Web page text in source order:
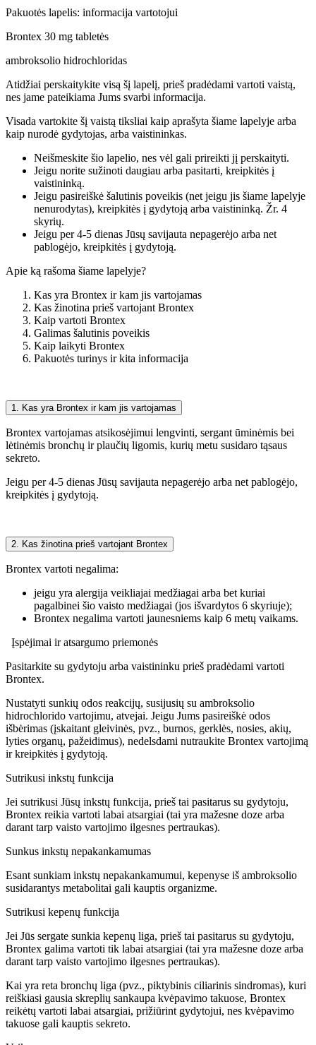
Pakuotės lapelis: informacija vartotojui
Brontex 30 mg tabletės
ambroksolio hidrochloridas
Atidžiai perskaitykite visą šį lapelį, prieš pradėdami vartoti vaistą,
nes jame pateikiama Jums svarbi informacija.
Visada vartokite šį vaistą tiksliai kaip aprašyta šiame lapelyje arba
kaip nurodė gydytojas, arba vaistininkas.
Neišmeskite šio lapelio, nes vėl gali prireikti jį perskaityti.
Jeigu norite sužinoti daugiau arba pasitarti, kreipkitės į
vaistininką.
Jeigu pasireiškė šalutinis poveikis (net jeigu jis šiame lapelyje
nenurodytas), kreipkitės į gydytoją arba vaistininką. Žr. 4
skyrių.
Jeigu per 4-5 dienas Jūsų savijauta nepagerėjo arba net
pablogėjo, kreipkitės į gydytoją.
Apie ką rašoma šiame lapelyje?
Kas yra Brontex ir kam jis vartojamas
Kas žinotina prieš vartojant Brontex
Kaip vartoti Brontex
Galimas šalutinis poveikis
Kaip laikyti Brontex
Pakuotės turinys ir kita informacija
1. Kas yra Brontex ir kam jis vartojamas
Brontex vartojamas atsikosėjimui lengvinti, sergant ūminėmis bei
lėtinėmis bronchų ir plaučių ligomis, kurių metu susidaro tąsaus
sekreto.
Jeigu per 4-5 dienas Jūsų savijauta nepagerėjo arba net pablogėjo,
kreipkitės į gydytoją.
2. Kas žinotina prieš vartojant Brontex
Brontex vartoti negalima:
jeigu yra alergija veikliajai medžiagai arba bet kuriai
pagalbinei šio vaisto medžiagai (jos išvardytos 6 skyriuje);
Brontex negalima vartoti jaunesniems kaip 6 metų vaikams.
Įspėjimai ir atsargumo priemonės
Pasitarkite su gydytoju arba vaistininku prieš pradėdami vartoti
Brontex.
Nustatyti sunkių odos reakcijų, susijusių su ambroksolio
hidrochlorido vartojimu, atvejai. Jeigu Jums pasireiškė odos
išbėrimas (įskaitant gleivinės, pvz., burnos, gerklės, nosies, akių,
lyties organų, pažeidimus), nedelsdami nutraukite Brontex vartojimą
ir kreipkitės į gydytoją.
Sutrikusi inkstų funkcija
Jei sutrikusi Jūsų inkstų funkcija, prieš tai pasitarus su gydytoju,
Brontex reikia vartoti labai atsargiai (tai yra mažesne doze arba
darant tarp vaisto vartojimo ilgesnes pertraukas).
Sunkus inkstų nepakankamumas
Esant sunkiam inkstų nepakankamumui, kepenyse iš ambroksolio
susidarantys metabolitai gali kauptis organizme.
Sutrikusi kepenų funkcija
Jei Jūs sergate sunkia kepenų liga, prieš tai pasitarus su gydytoju,
Brontex galima vartoti tik labai atsargiai (tai yra mažesne doze arba
darant tarp vaisto vartojimo ilgesnes pertraukas).
Kai yra reta bronchų liga (pvz., piktybinis ciliarinis sindromas), kuri
reiškiasi gausia skreplių sankaupa kvėpavimo takuose, Brontex
reikėtų vartoti labai atsargiai, prižiūrint gydytojui, nes kvėpavimo
takuose gali kauptis sekreto.